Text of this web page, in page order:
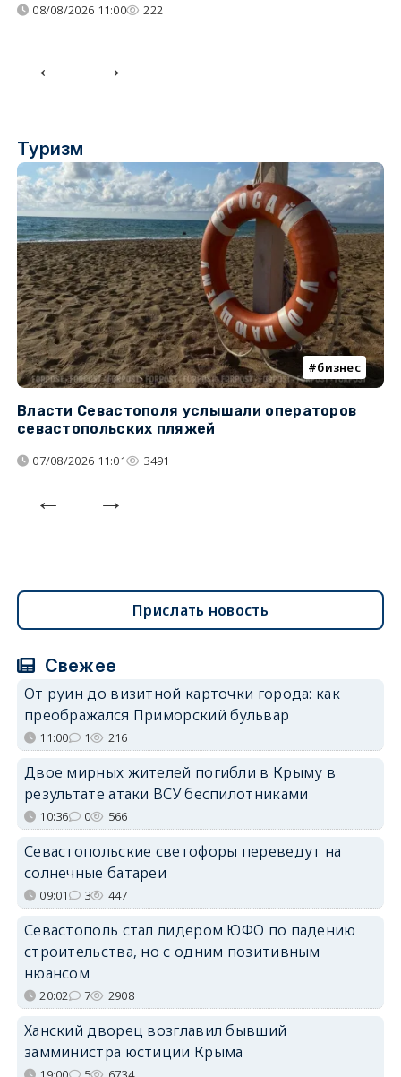
08/08/2026 11:00 222
Туризм
бизнес
Власти Севастополя услышали операторов
севастопольских пляжей
07/08/2026 11:01 3491
Прислать новость
Свежее
От руин до визитной карточки города: как
преображался Приморский бульвар
11:00 1 216
Двое мирных жителей погибли в Крыму в
результате атаки ВСУ беспилотниками
10:36 0 566
Севастопольские светофоры переведут на
солнечные батареи
09:01 3 447
Севастополь стал лидером ЮФО по падению
строительства, но с одним позитивным
нюансом
20:02 7 2908
Ханский дворец возглавил бывший
замминистра юстиции Крыма